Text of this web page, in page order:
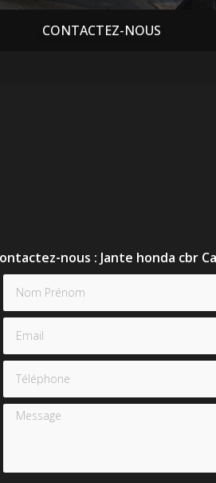
CONTACTEZ-NOUS
nous : Jante honda cbr
Nom Prénom
Email
Téléphone
Message